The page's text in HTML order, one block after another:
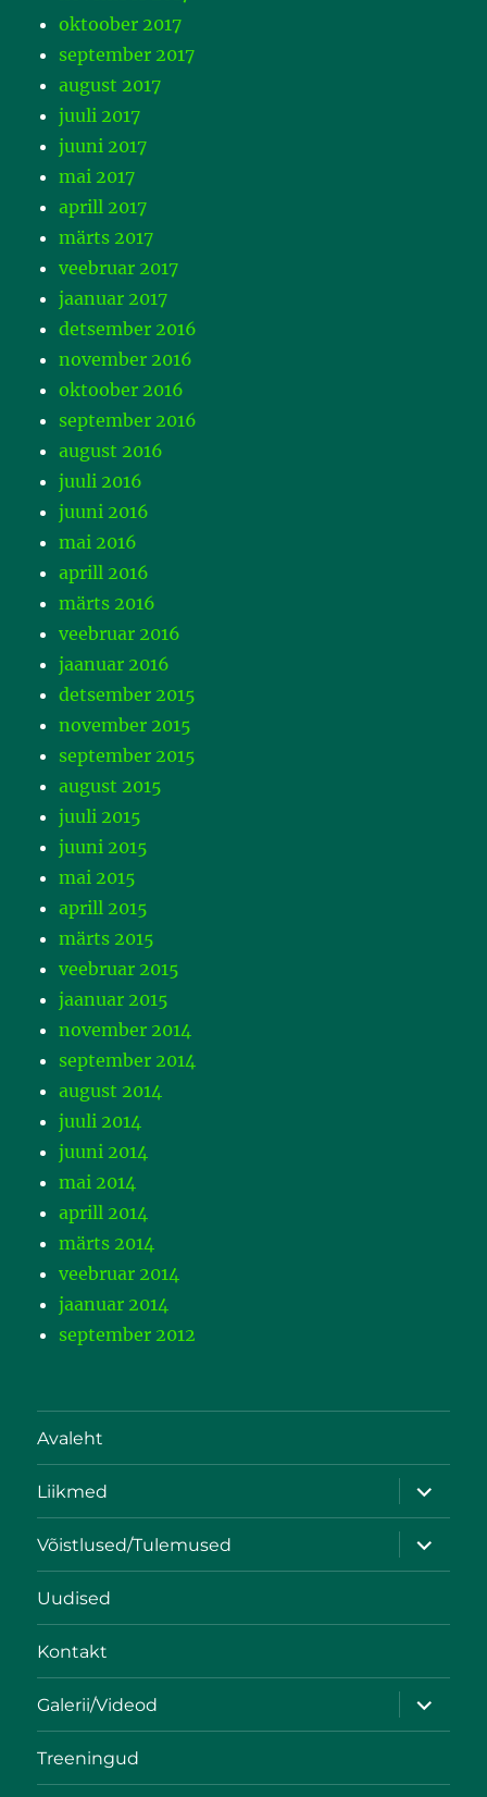
oktoober 2017
september 2017
august 2017
juuli 2017
juuni 2017
mai 2017
aprill 2017
märts 2017
veebruar 2017
jaanuar 2017
detsember 2016
november 2016
oktoober 2016
september 2016
august 2016
juuli 2016
juuni 2016
mai 2016
aprill 2016
märts 2016
veebruar 2016
jaanuar 2016
detsember 2015
november 2015
september 2015
august 2015
juuli 2015
juuni 2015
mai 2015
aprill 2015
märts 2015
veebruar 2015
jaanuar 2015
november 2014
september 2014
august 2014
juuli 2014
juuni 2014
mai 2014
aprill 2014
märts 2014
veebruar 2014
jaanuar 2014
september 2012
Avaleht
Liikmed
Võistlused/Tulemused
Uudised
Kontakt
Galerii/Videod
Treeningud